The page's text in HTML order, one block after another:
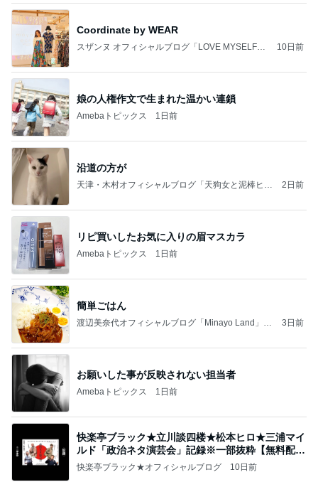
Coordinate by WEAR
スザンヌ オフィシャルブログ「LOVE MYSELF」
10日前
娘の人権作文で生まれた温かい連鎖
Amebaトピックス 1日前
沿道の方が
天津・木村オフィシャルブログ「天狗女と泥棒ヒゲ
2日前
リピ買いしたお気に入りの眉マスカラ
Amebaトピックス 1日前
簡単ごはん
渡辺美奈代オフィシャルブログ「Minayo Land」P
3日前
お願いした事が反映されない担当者
Amebaトピックス 1日前
快楽亭ブラック★立川談四楼★松本ヒロ★三浦マイ
ルド「政治ネタ演芸会」記録※一部抜粋【無料配
信】
快楽亭ブラック★オフィシャルブログ 10日前